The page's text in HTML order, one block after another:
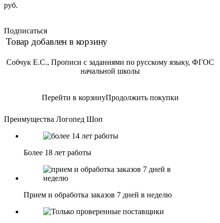
руб.
Подписаться
Товар добавлен в корзину
Собчук Е.С., Прописи с заданиями по русскому языку, ФГОС
начальной школы
Перейти в корзинуПродолжить покупки
Преимущества Логопед Шоп
Более 18 лет работы
Прием и обработка заказов 7 дней в неделю